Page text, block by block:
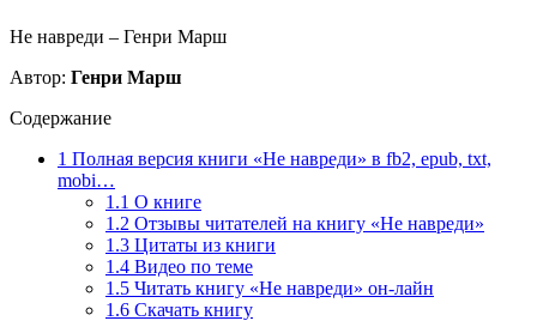
Не навреди – Генри Марш
Автор: Генри Марш
Содержание
1 Полная версия книги «Не навреди» в fb2, epub, txt,
mobi…
1.1 О книге
1.2 Отзывы читателей на книгу «Не навреди»
1.3 Цитаты из книги
1.4 Видео по теме
1.5 Читать книгу «Не навреди» он-лайн
1.6 Скачать книгу